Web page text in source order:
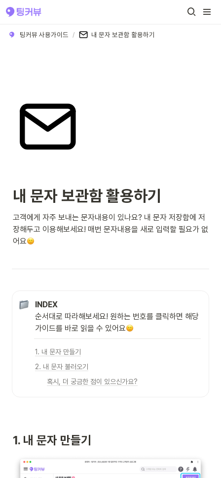
팅커뷰 사용가이드 / 내 문자 보관함 활용하기
내 문자 보관함 활용하기
고객에게 자주 보내는 문자내용이 있나요? 내 문자 저장함에 저
장해두고 이용해보세요! 매번 문자내용을 새로 입력할 필요가 없
어요
INDEX
순서대로 따라해보세요! 원하는 번호를 클릭하면 해당
가이드를 바로 읽을 수 있어요
1. 내 문자 만들기
2. 내 문자 불러오기
혹시, 더 궁금한 점이 있으신가요?
1. 내 문자 만들기